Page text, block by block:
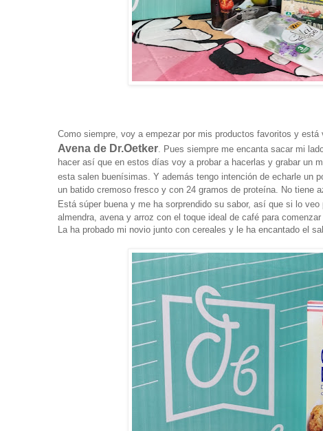
Como siempre, voy a empezar por mis productos favoritos y
Avena de Dr.Oetker . Pues siempre me encanta sacar mi
hacer así que en estos días voy a probar a hacerlas y grabar un
esta salen buenísimas. Y además tengo intención de echarle un
un batido cremoso fresco y con 24 gramos de proteína. No tiene
Está súper buena y me ha sorprendido su sabor, así que si lo
almendra, avena y arroz con el toque ideal de café para
La ha probado mi novio junto con cereales y le ha encantado el